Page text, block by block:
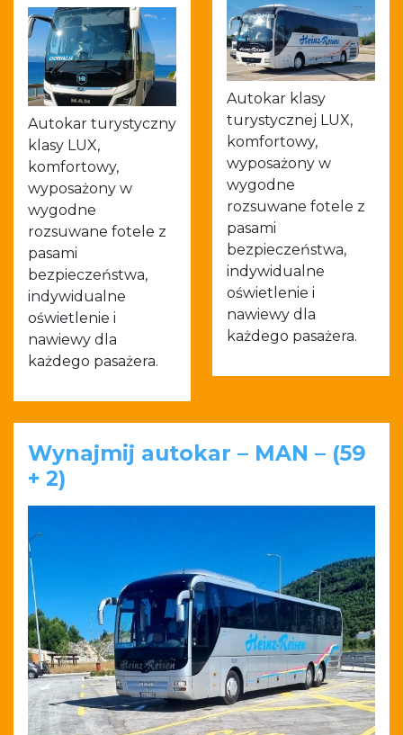
Autokar turystyczny
klasy LUX,
komfortowy,
wyposażony w
wygodne
rozsuwane fotele z
pasami
bezpieczeństwa,
indywidualne
oświetlenie i
nawiewy dla
każdego pasażera.
Autokar klasy
turystycznej LUX,
komfortowy,
wyposażony w
wygodne
rozsuwane fotele z
pasami
bezpieczeństwa,
indywidualne
oświetlenie i
nawiewy dla
każdego pasażera.
Wynajmij autokar – MAN – (59
+ 2)